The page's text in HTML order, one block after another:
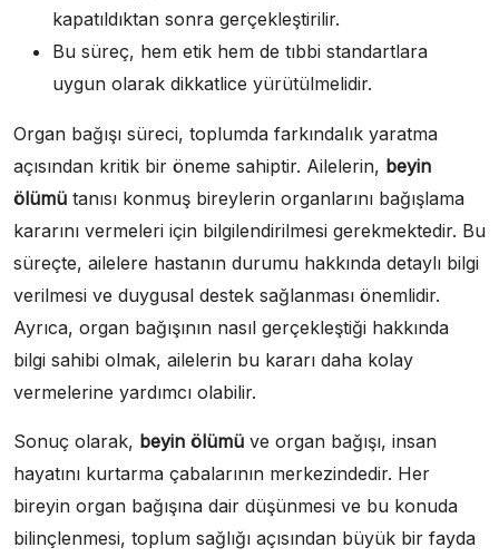
kapatıldıktan sonra gerçekleştirilir.
Bu süreç, hem etik hem de tıbbi standartlara
uygun olarak dikkatlice yürütülmelidir.
Organ bağışı süreci, toplumda farkındalık yaratma
açısından kritik bir öneme sahiptir. Ailelerin, beyin
ölümü tanısı konmuş bireylerin organlarını bağışlama
kararını vermeleri için bilgilendirilmesi gerekmektedir. Bu
süreçte, ailelere hastanın durumu hakkında detaylı bilgi
verilmesi ve duygusal destek sağlanması önemlidir.
Ayrıca, organ bağışının nasıl gerçekleştiği hakkında
bilgi sahibi olmak, ailelerin bu kararı daha kolay
vermelerine yardımcı olabilir.
Sonuç olarak, beyin ölümü ve organ bağışı, insan
hayatını kurtarma çabalarının merkezindedir. Her
bireyin organ bağışına dair düşünmesi ve bu konuda
bilinçlenmesi, toplum sağlığı açısından büyük bir fayda